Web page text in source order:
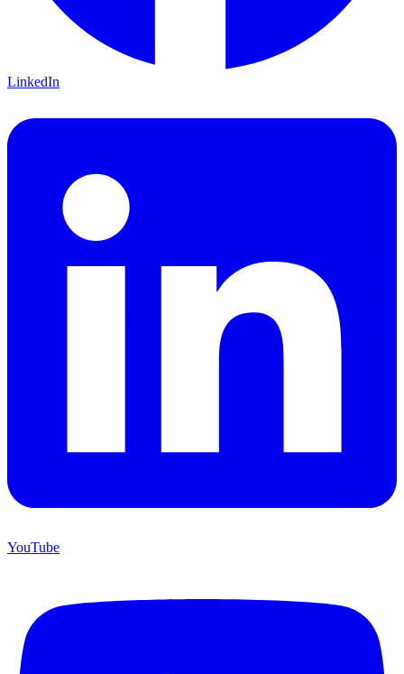
LinkedIn
YouTube